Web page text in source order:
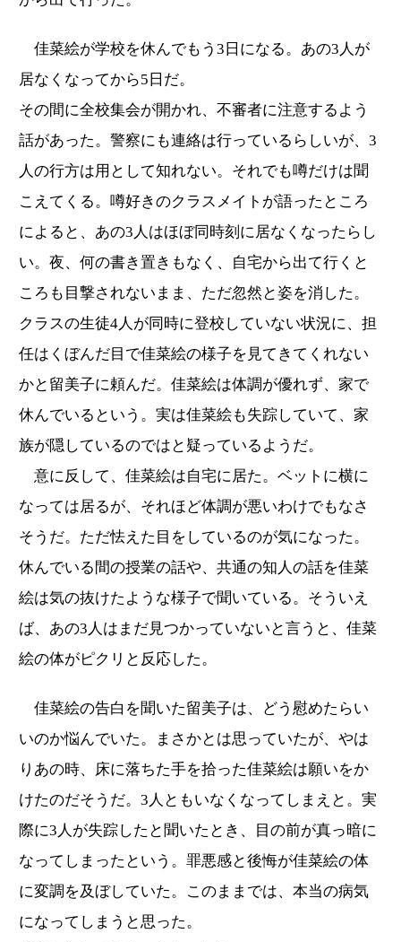
佳菜絵が学校を休んでもう3日になる。あの3人が
居なくなってから5日だ。
その間に全校集会が開かれ、不審者に注意するよう
話があった。警察にも連絡は行っているらしいが、3
人の行方は用として知れない。それでも噂だけは聞
こえてくる。噂好きのクラスメイトが語ったところ
によると、あの3人はほぼ同時刻に居なくなったらし
い。夜、何の書き置きもなく、自宅から出て行くと
ころも目撃されないまま、ただ忽然と姿を消した。
クラスの生徒4人が同時に登校していない状況に、担
任はくぼんだ目で佳菜絵の様子を見てきてくれない
かと留美子に頼んだ。佳菜絵は体調が優れず、家で
休んでいるという。実は佳菜絵も失踪していて、家
族が隠しているのではと疑っているようだ。
意に反して、佳菜絵は自宅に居た。ベットに横に
なっては居るが、それほど体調が悪いわけでもなさ
そうだ。ただ怯えた目をしているのが気になった。
休んでいる間の授業の話や、共通の知人の話を佳菜
絵は気の抜けたような様子で聞いている。そういえ
ば、あの3人はまだ見つかっていないと言うと、佳菜
絵の体がピクリと反応した。
佳菜絵の告白を聞いた留美子は、どう慰めたらい
いのか悩んでいた。まさかとは思っていたが、やは
りあの時、床に落ちた手を拾った佳菜絵は願いをか
けたのだそうだ。3人ともいなくなってしまえと。実
際に3人が失踪したと聞いたとき、目の前が真っ暗に
なってしまったという。罪悪感と後悔が佳菜絵の体
に変調を及ぼしていた。このままでは、本当の病気
になってしまうと思った。